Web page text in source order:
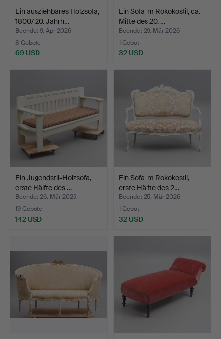
Ein ausziehbares Holzsofa,
1800/ 20. Jahrh…
Beendet 9. Apr 2026
8 Gebote
69 USD
Ein Sofa im Rokokostil, ca.
Mitte des 20. …
Beendet 29. Mär 2026
1 Gebot
32 USD
Ein Jugendstil-Holzsofa,
erste Hälfte des …
Beendet 26. Mär 2026
19 Gebote
142 USD
Ein Sofa im Rokokostil,
erste Hälfte des 2…
Beendet 25. Mär 2026
1 Gebot
32 USD